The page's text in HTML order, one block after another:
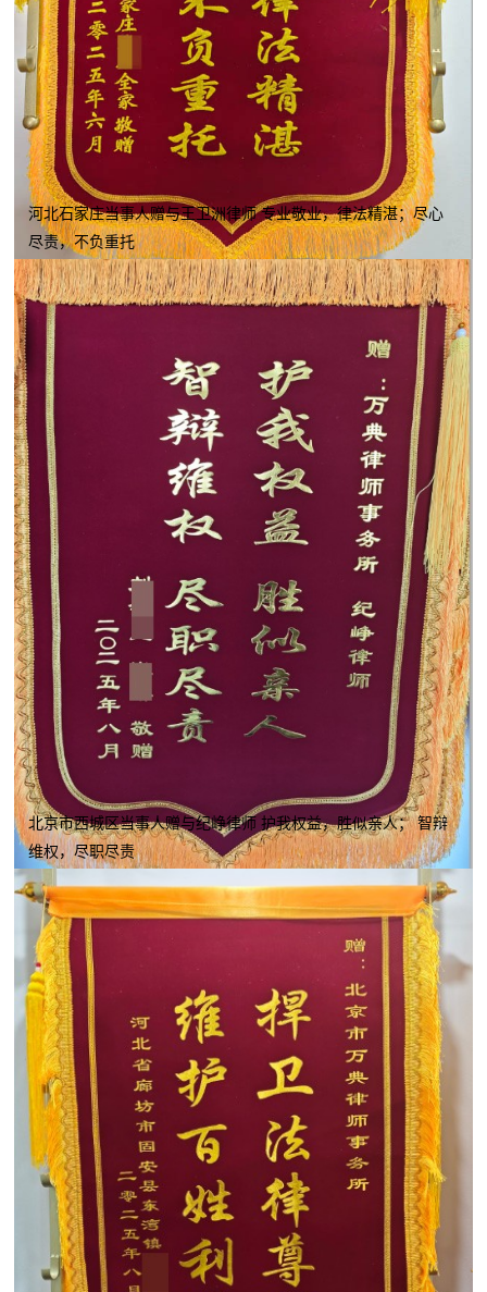
河北石家庄当事人赠与王卫洲律师 专业敬业，律法精湛；尽心
尽责，不负重托
北京市西城区当事人赠与纪峥律师 护我权益，胜似亲人； 智辩
维权，尽职尽责